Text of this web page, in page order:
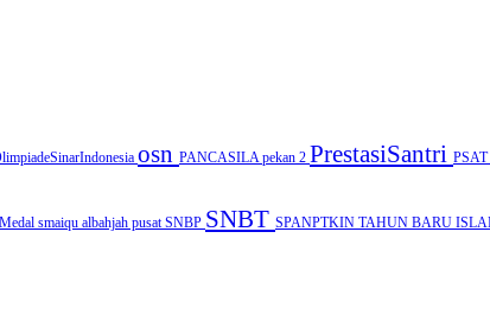
osn PANCASILA pekan 2 PrestasiSantri PSAT
smaiqu albahjah pusat SNBP SNBT SPANPTKIN TAHUN BARU